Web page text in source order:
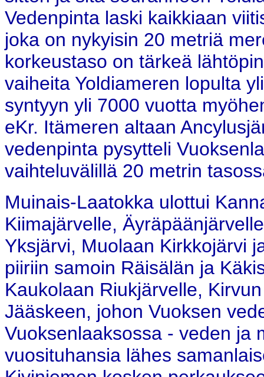
Vedenpinta laski kaikkiaan
joka on nykyisin 20 metriä
korkeustaso on tärkeä
vaiheita Yoldiameren lopulta
syntyyn yli 7000 vuotta
eKr. Itämeren altaan
vedenpinta pysytteli
vaihteluvälillä 20 metrin
Muinais-Laatokka ulottui
Kiimajärvelle,
Yksjärvi, Muolaan Kirkkojärvi
piiriin samoin Räisälän ja
Kaukolaan Riukjärvelle,
Jääskeen, johon Vuoksen
Vuoksenlaaksossa - veden ja
vuosituhansia lähes